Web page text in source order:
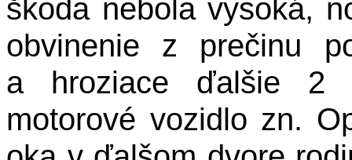
škoda nebola vysoká,
obvinenie z prečinu
a hroziace ďalšie 2
motorové vozidlo zn.